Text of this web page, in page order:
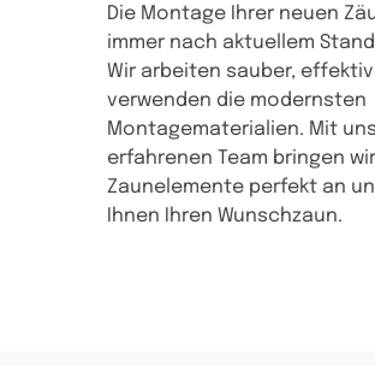
Die Montage Ihrer neuen
immer nach aktuellem
Wir arbeiten sauber,
verwenden die modernsten
Montagematerialien. Mit
erfahrenen Team bringen
Zaunelemente perfekt an
Ihnen Ihren Wunschzaun.